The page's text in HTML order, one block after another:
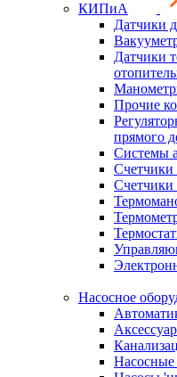
КИПиА
Датчики
Датчики
Прочие
прямого
Системы
Счетчики
Насосное